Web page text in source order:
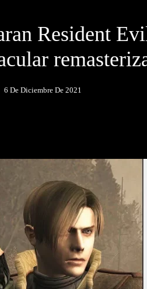
Resident
6 De Diciembre De 2021